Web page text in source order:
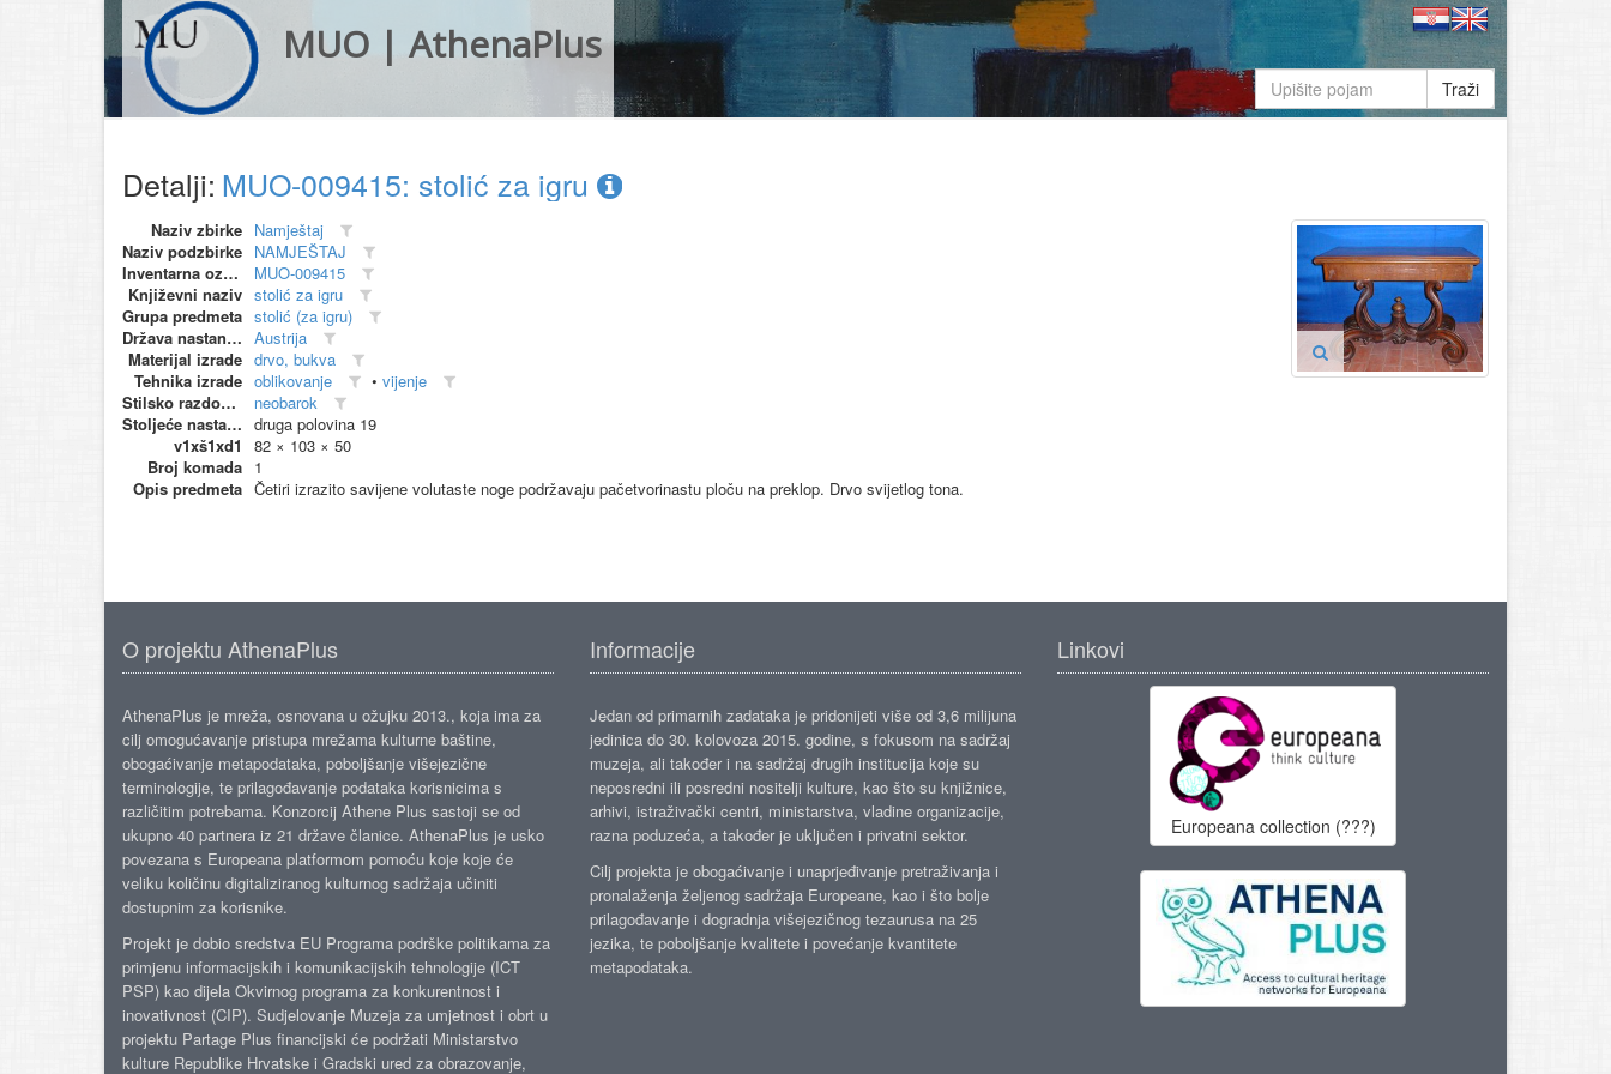
MUO | AthenaPlus
Traži
Detalji: MUO-009415: stolić za igru
Naziv zbirke Namještaj
Naziv podzbirke NAMJEŠTAJ
Inventarna oznaka
MUO-009415
Književni naziv stolić za igru
Grupa predmeta stolić (za igru)
Država nastanka Austrija
Materijal izrade drvo, bukva
Tehnika izrade oblikovanje • vijenje
Stilsko razdoblje
neobarok
Stoljeće nastanka druga polovina 19
v1xš1xd1
82 × 103 × 50
Broj komada 1
Opis predmeta Četiri izrazito savijene volutaste noge podržavaju pačetvorinastu ploču na preklop. Drvo svijetlog tona.
O projektu AthenaPlus
AthenaPlus je mreža, osnovana u ožujku 2013., koja ima za
cilj omogućavanje pristupa mrežama kulturne baštine,
obogaćivanje metapodataka, poboljšanje višejezične
terminologije, te prilagođavanje podataka korisnicima s
različitim potrebama. Konzorcij Athene Plus sastoji se od
ukupno 40 partnera iz 21 države članice. AthenaPlus je usko
povezana s Europeana platformom pomoću koje koje će
veliku količinu digitaliziranog kulturnog sadržaja učiniti
dostupnim za korisnike.
Projekt je dobio sredstva EU Programa podrške politikama za
primjenu informacijskih i komunikacijskih tehnologije (ICT
PSP) kao dijela Okvirnog programa za konkurentnost i
inovativnost (CIP). Sudjelovanje Muzeja za umjetnost i obrt u
projektu Partage Plus financijski će podržati Ministarstvo
kulture Republike Hrvatske i Gradski ured za obrazovanje,
Informacije
Jedan od primarnih zadataka je pridonijeti više od 3,6 milijuna
jedinica do 30. kolovoza 2015. godine, s fokusom na sadržaj
muzeja, ali također i na sadržaj drugih institucija koje su
neposredni ili posredni nositelji kulture, kao što su knjižnice,
arhivi, istraživački centri, ministarstva, vladine organizacije,
razna poduzeća, a također je uključen i privatni sektor.
Cilj projekta je obogaćivanje i unaprjeđivanje pretraživanja i
pronalaženja željenog sadržaja Europeane, kao i što bolje
prilagođavanje i dogradnja višejezičnog tezaurusa na 25
jezika, te poboljšanje kvalitete i povećanje kvantitete
metapodataka.
Linkovi
Europeana collection (???)